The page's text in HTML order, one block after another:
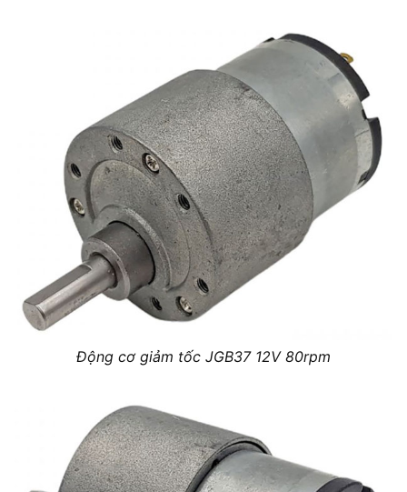
Động cơ giảm tốc JGB37 12V 80rpm